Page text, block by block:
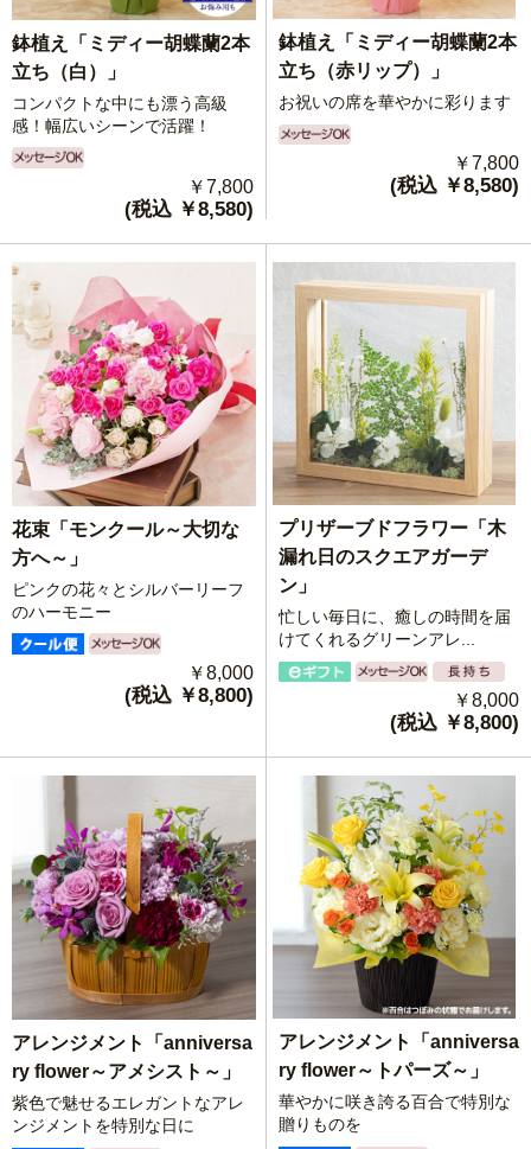
鉢植え「ミディー胡蝶蘭2本
立ち（白）」
コンパクトな中にも漂う高級
感！幅広いシーンで活躍！
￥7,800
(税込 ￥8,580)
鉢植え「ミディー胡蝶蘭2本
立ち（赤リップ）」
お祝いの席を華やかに彩ります
￥7,800
(税込 ￥8,580)
花束「モンクール～大切な
方へ～」
ピンクの花々とシルバーリーフ
のハーモニー
￥8,000
(税込 ￥8,800)
プリザーブドフラワー「木
漏れ日のスクエアガーデ
ン」
忙しい毎日に、癒しの時間を届
けてくれるグリーンアレ...
￥8,000
(税込 ￥8,800)
アレンジメント「anniversa
ry flower～アメシスト～」
紫色で魅せるエレガントなアレ
ンジメントを特別な日に
アレンジメント「anniversa
ry flower～トパーズ～」
華やかに咲き誇る百合で特別な
贈りものを